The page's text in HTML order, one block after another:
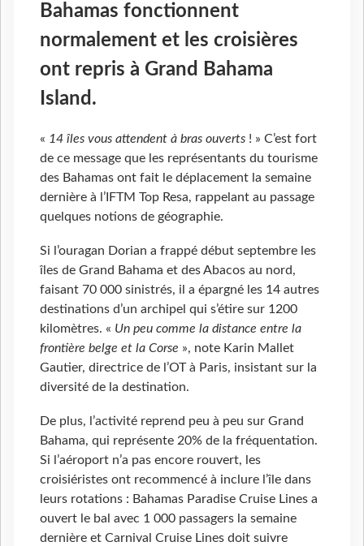
Bahamas fonctionnent
normalement et les croisières
ont repris à Grand Bahama
Island.
« 14 îles vous attendent à bras ouverts ! » C’est fort
de ce message que les représentants du tourisme
des Bahamas ont fait le déplacement la semaine
dernière à l’IFTM Top Resa, rappelant au passage
quelques notions de géographie.
Si l’ouragan Dorian a frappé début septembre les
îles de Grand Bahama et des Abacos au nord,
faisant 70 000 sinistrés, il a épargné les 14 autres
destinations d’un archipel qui s’étire sur 1200
kilomètres. « Un peu comme la distance entre la
frontière belge et la Corse », note Karin Mallet
Gautier, directrice de l’OT à Paris, insistant sur la
diversité de la destination.
De plus, l’activité reprend peu à peu sur Grand
Bahama, qui représente 20% de la fréquentation.
Si l’aéroport n’a pas encore rouvert, les
croisiéristes ont recommencé à inclure l’île dans
leurs rotations : Bahamas Paradise Cruise Lines a
ouvert le bal avec 1 000 passagers la semaine
dernière et Carnival Cruise Lines doit suivre